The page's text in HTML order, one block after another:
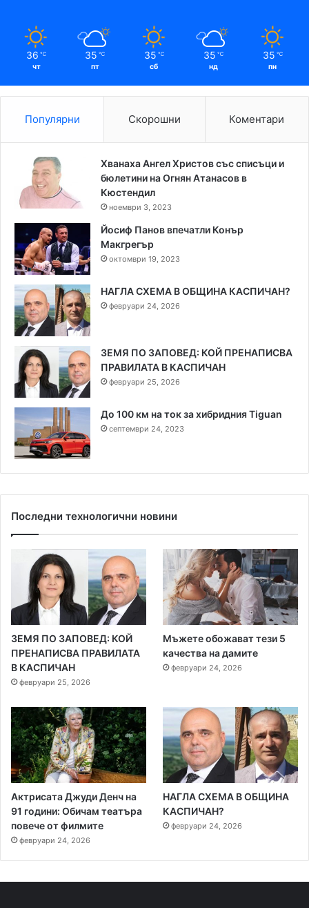
36 ℃
чт
35 ℃
пт
35 ℃
сб
35 ℃
нд
35 ℃
пн
Популярни Скорошни Коментари
Хванаха Ангел Христов със списъци и
бюлетини на Огнян Атанасов в
Кюстендил
ноември 3, 2023
Йосиф Панов впечатли Конър
Макгрегър
октомври 19, 2023
НАГЛА СХЕМА В ОБЩИНА КАСПИЧАН?
февруари 24, 2026
ЗЕМЯ ПО ЗАПОВЕД: КОЙ ПРЕНАПИСВА
ПРАВИЛАТА В КАСПИЧАН
февруари 25, 2026
До 100 км на ток за хибридния Tiguan
септември 24, 2023
Последни технологични новини
ЗЕМЯ ПО ЗАПОВЕД: КОЙ
ПРЕНАПИСВА ПРАВИЛАТА
В КАСПИЧАН
февруари 25, 2026
Мъжете обожават тези 5
качества на дамите
февруари 24, 2026
Актрисата Джуди Денч на
91 години: Обичам театъра
повече от филмите
февруари 24, 2026
НАГЛА СХЕМА В ОБЩИНА
КАСПИЧАН?
февруари 24, 2026